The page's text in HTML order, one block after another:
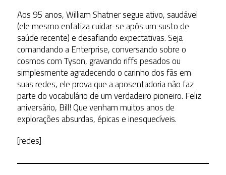
Aos 95 anos, William Shatner segue ativo, saudável
(ele mesmo enfatiza cuidar-se após um susto de
saúde recente) e desafiando expectativas. Seja
comandando a Enterprise, conversando sobre o
cosmos com Tyson, gravando riffs pesados ou
simplesmente agradecendo o carinho dos fãs em
suas redes, ele prova que a aposentadoria não faz
parte do vocabulário de um verdadeiro pioneiro. Feliz
aniversário, Bill! Que venham muitos anos de
explorações absurdas, épicas e inesquecíveis.
[redes]